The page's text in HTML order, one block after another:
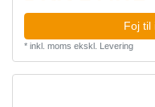
Foj til
* inkl. moms ekskl. Levering